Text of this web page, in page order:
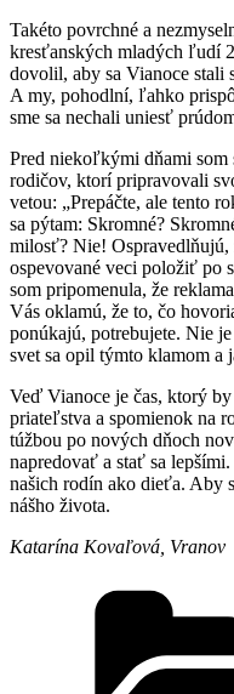
Takéto povrchné a
kresťanských mladých ľudí
dovolil, aby sa Vianoce stali
A my, pohodlní, ľahko
sme sa nechali uniesť
Pred niekoľkými dňami som
rodičov, ktorí pripravovali
vetou: „Prepáčte, ale tento
sa pýtam: Skromné?
milosť? Nie! Ospravedlňujú,
ospevované veci položiť po
som pripomenula, že
Vás oklamú, že to, čo
ponúkajú, potrebujete. Nie
svet sa opil týmto klamom a
Veď Vianoce je čas, ktorý
priateľstva a spomienok na
túžbou po nových dňoch
napredovať a stať sa
našich rodín ako dieťa. Aby
nášho života.
Katarína Kovaľová, Vranov